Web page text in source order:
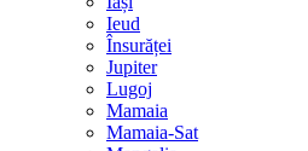
Ieud
Însurăței
Jupiter
Lugoj
Mamaia
Mamaia-Sat